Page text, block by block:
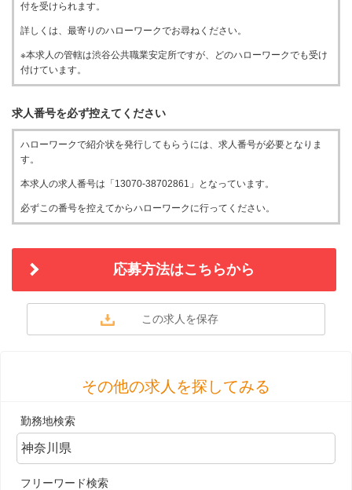
付を受けられます。
詳しくは、最寄りのハローワークでお尋ねください。
※本求人の管轄は渋谷公共職業安定所ですが、どのハローワークでも受け
付けています。
求人番号を必ず控えてください
ハローワークで紹介状を発行してもらうには、求人番号が必要となりま
す。
本求人の求人番号は「13070-38702861」となっています。
必ずこの番号を控えてからハローワークに行ってください。
応募方法はこちらから
その他の求人を探してみる
勤務地検索
フリーワード検索